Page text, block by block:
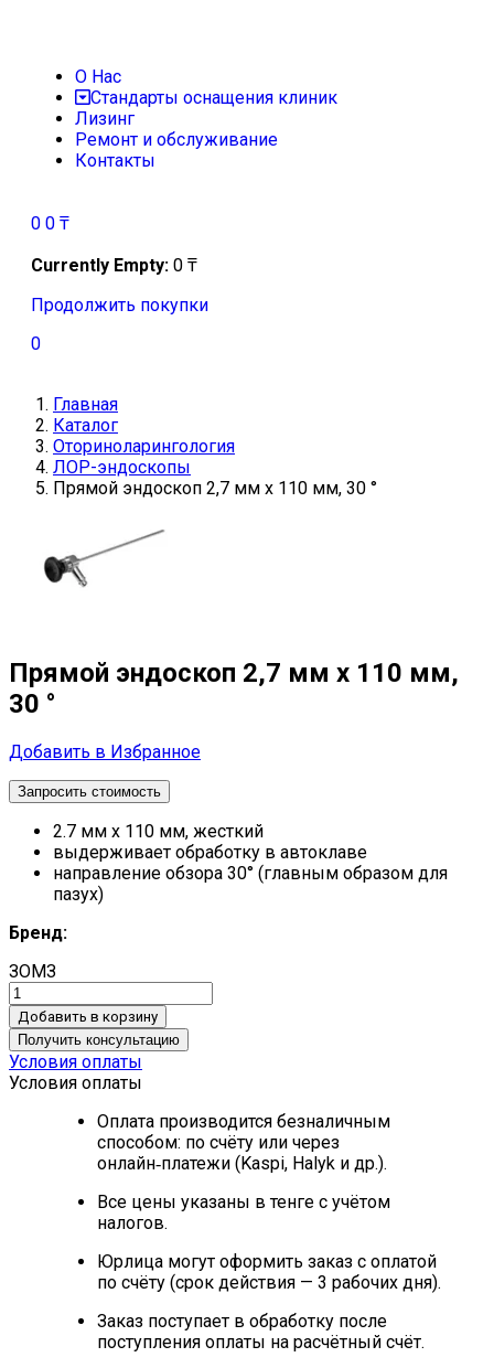
О Нас
Стандарты оснащения клиник
Лизинг
Ремонт и обслуживание
Контакты
0 0 ₸
Currently Empty: 0 ₸
Продолжить покупки
0
Главная
Каталог
Оториноларингология
ЛОР-эндоскопы
Прямой эндоскоп 2,7 мм x 110 мм, 30 °
Прямой эндоскоп 2,7 мм x 110 мм,
30 °
Добавить в Избранное
Запросить стоимость
2.7 мм x 110 мм, жесткий
выдерживает обработку в автоклаве
направление обзора 30° (главным образом для
пазух)
Бренд:
ЗОМЗ
Добавить в корзину
Получить консультацию
Условия оплаты
Условия оплаты
Оплата производится безналичным
способом: по счёту или через
онлайн‑платежи (Kaspi, Halyk и др.).
Все цены указаны в тенге с учётом
налогов.
Юрлица могут оформить заказ с оплатой
по счёту (срок действия — 3 рабочих дня).
Заказ поступает в обработку после
поступления оплаты на расчётный счёт.